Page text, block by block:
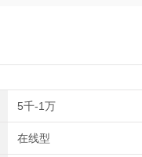
5千-1万
在线型